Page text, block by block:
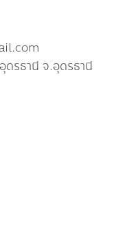
รธานี จ.อุดรธานี